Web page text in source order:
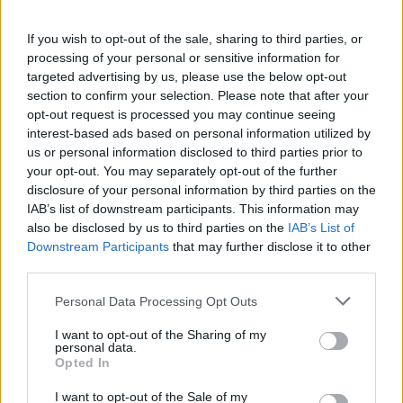
If you wish to opt-out of the sale, sharing to third parties, or
processing of your personal or sensitive information for
targeted advertising by us, please use the below opt-out
section to confirm your selection. Please note that after your
opt-out request is processed you may continue seeing
interest-based ads based on personal information utilized by
us or personal information disclosed to third parties prior to
your opt-out. You may separately opt-out of the further
disclosure of your personal information by third parties on the
IAB’s list of downstream participants. This information may
also be disclosed by us to third parties on the IAB’s List of
Downstream Participants that may further disclose it to other
Please note that this website/app uses one or more Google
not limited to your visit or usage behaviour. You may click to
grant or deny consent to Google and its third-party tags to
use your data for below specified purposes in below Google
consent section.
Personal Data Processing Opt Outs
I want to opt-out of the Sharing of my
personal data.
Opted In
I want to opt-out of the Sale of my
JÉGER további üzemeltetését
Ahogy korábban már írtunk róla, megyei szinten
alkalmazkodik a gazdálkodók döntéséhez az
Agrárminisztérium és a Nemzeti...
JNSZ megyei hírek